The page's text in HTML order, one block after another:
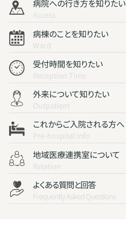
病院への行き方を知りたい
Access
病棟のことを知りたい
Ward
受付時間を知りたい
Reception Time
外来について知りたい
Outpatient
これからご入院される方へ
Pre-hospital info
地域医療連携室について
Relation
よくある質問と回答
Frequently Asked Questions